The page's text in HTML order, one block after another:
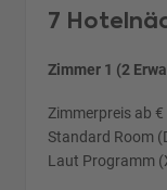
7
Zimmer 1 (2
Zimmerpreis ab €
Standard Room
Laut Programm